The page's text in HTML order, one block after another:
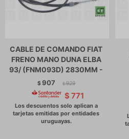
CABLE DE COMANDO FIAT
FRENO MANO DUNA ELBA
93/ (FNM093D) 2830MM -
$907 $ 929
$ 771